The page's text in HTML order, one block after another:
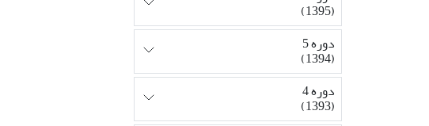
(1395)
دوره 5
(1394)
دوره 4
(1393)